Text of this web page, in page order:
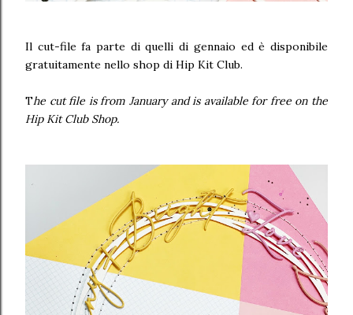
Il cut-file fa parte di quelli di gennaio ed è disponibile
gratuitamente nello shop di Hip Kit Club.
The cut file is from January and is available for free on the
Hip Kit Club Shop.